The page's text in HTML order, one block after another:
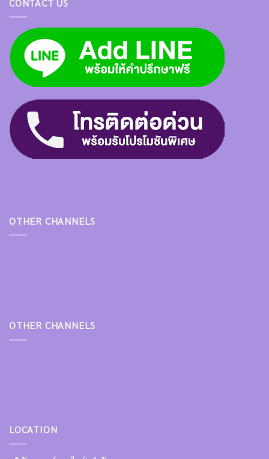
CONTACT US
OTHER CHANNELS
OTHER CHANNELS
LOCATION